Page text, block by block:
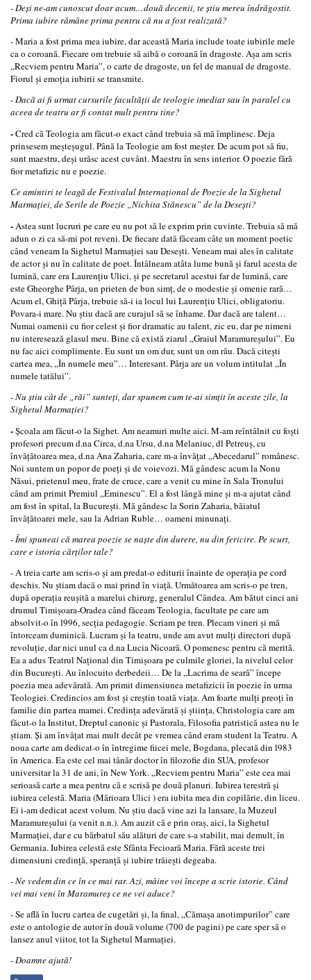
-Deşi ne­-am cunoscut doar acum…două decenii, te ştiu mereu îndrăgostit.
Prima iubire rămâne prima pentru că nu a fost realizată?
- Maria a fost prima mea iubire, dar această Maria include toate iubirile mele
ca o coroană. Fiecare om trebuie să aibă o coroană în dragoste. Aşa am scris
„Recviem pentru Maria”, o carte de dragoste, un fel de manual de dragoste.
Fiorul şi emoţia iubirii se transmite.
-Dacă ai fi urmat cursurile facultăţii de teologie imediat sau în paralel cu
aceea de teatru ar fi contat mult pentru tine?
-Cred că Teologia am făcut-­o exact când trebuia să mă împlinesc. Deja
prinsesem meşteşugul. Până la Teologie am fost meşter. De acum pot să fiu,
sunt maestru, deşi urăsc acest cuvânt. Maestru în sens interior. O poezie fără
fior metafizic nu e poezie.
Ce amintiri te leagă de Festivalul Internaţional de Poezie de la Sighetul
Marmaţiei, de Serile de Poezie „Nichita Stănescu” de la Deseşti?
-Astea sunt lucruri pe care eu nu pot să le exprim prin cuvinte. Trebuia să mă
adun o zi ca să-­mi pot reveni. De fiecare dată făceam câte un moment poetic
când veneam la Sighetul Marmaţiei sau Deseşti. Veneam mai ales în calitate
de actor şi nu în calitate de poet. Întâlneam atâta lume bună şi farul acesta de
lumină, care era Laurenţiu Ulici, şi pe secretarul acestui far de lumină, care
este Gheorghe Pârja, un prieten de bun simţ, de o modestie şi omenie rară…
Acum el, Ghiţă Pârja, trebuie să-­i ia locul lui Laurenţiu Ulici, obligatoriu.
Povara-­i mare. Nu ştiu dacă are curajul să se înhame. Dar dacă are talent…
Numai oamenii cu fior celest şi fior dramatic au talent, zic eu, dar pe nimeni
nu interesează glasul meu. Bine că există ziarul „Graiul Maramureşului”. Eu
nu fac aici complimente. Eu sunt un om dur, sunt un om rău. Dacă citeşti
cartea mea, „În numele meu”… Interesant. Pârja are un volum intitulat „În
numele tatălui”.
-Nu ştiu cât de „răi” sunteţi, dar spunem cum te­-ai simţit în aceste zile, la
Sighetul Marmaţiei?
-Şcoala am făcut-­o la Sighet. Am neamuri multe aici. M­-am reîntâlnit cu foşti
profesori precum d.na Circa, d.na Ursu, d.na Melaniuc, dl Petreuş, cu
învăţătoarea mea, d.na Ana Zaharia, care m­-a învăţat „Abecedarul” românesc.
Noi suntem un popor de poeţi şi de voievozi. Mă gândesc acum la Nonu
Năsui, prietenul meu, frate de cruce, care a venit cu mine în Sala Tronului
când am primit Premiul „Eminescu”. El a fost lângă mine şi m-­a ajutat când
am fost în spital, la Bucureşti. Mă gândesc la Sorin Zaharia, băiatul
învăţătoarei mele, sau la Adrian Ruble… oameni minunaţi.
-Îmi spuneai că marea poezie se naşte din durere, nu din fericire. Pe scurt,
care e istoria cărţilor tale?
- A treia carte am scris-­o şi am predat-­o editurii înainte de operaţia pe cord
deschis. Nu ştiam dacă o mai prind în viaţă. Următoarea am scris-­o pe tren,
după operaţia reuşită a marelui chirurg, generalul Cândea. Am bătut cinci ani
drumul Timişoara-­Oradea când făceam Teologia, facultate pe care am
absolvit-­o în l996, secţia pedagogie. Scriam pe tren. Plecam vineri şi mă
întorceam duminică. Lucram şi la teatru, unde am avut mulţi directori după
revoluţie, dar nici unul ca d.na Lucia Nicoară. O pomenesc pentru că merită.
Ea a adus Teatrul Naţional din Timişoara pe culmile gloriei, la nivelul celor
din Bucureşti. Au înlocuit­o derbedeii… De la „Lacrima de seară” începe
poezia mea adevărată. Am primit dimensiunea metafizicii în poezie în urma
Teologiei. Credincios am fost şi creştin toată viaţa. Am foarte mulţi preoţi în
familie din partea mamei. Credinţa adevărată şi ştiinţa, Christologia care am
făcut­-o la Institut, Dreptul canonic şi Pastorala, Filosofia patristică ­astea nu le
ştiam. Şi am învăţat mai mult decât pe vremea când eram student la Teatru. A
noua carte am dedicat-­o în întregime fiicei mele, Bogdana, plecată din l983
în America. Ea este cel mai tânăr doctor în filozofie din SUA, profesor
universitar la 31 de ani, în New York. „Recviem pentru Maria” este cea mai
serioasă carte a mea pentru că e scrisă pe două planuri. Iubirea terestră şi
iubirea celestă. Maria (Mărioara Ulici ) era iubita mea din copilărie, din liceu.
Ei i-­am dedicat acest volum. Nu ştiu dacă vine azi la lansare, la Muzeul
Maramureşului (a venit n.n.). Am auzit că e prin oraş, aici, la Sighetul
Marmaţiei, dar e cu bărbatul său alături de care s­-a stabilit, mai demult, în
Germania. Iubirea celestă este Sfânta Fecioară Maria. Fără aceste trei
dimensiuni­ credinţă, speranţă şi iubire­ trăieşti degeaba.
-Ne vedem din ce în ce mai rar. Azi, mâine voi începe a scrie istorie. Când
vei mai veni în Maramureş ce ne vei aduce?
- Se află în lucru cartea de cugetări şi, la final, „Cămaşa anotimpurilor” care
este o antologie de autor în două volume (700 de pagini) pe care sper să o
lansez anul viitor, tot la Sighetul Marmaţiei.
-Doamne ajută!